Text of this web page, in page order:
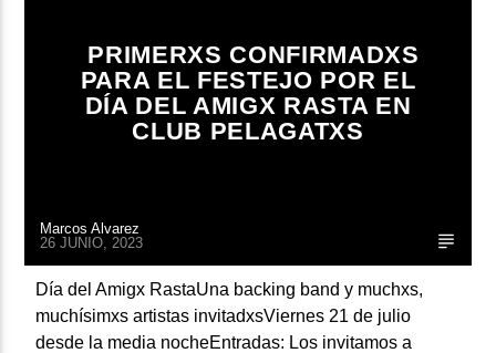
PRIMERXS CONFIRMADXS
PARA EL FESTEJO POR EL
DÍA DEL AMIGX RASTA EN
CLUB PELAGATXS
Marcos Alvarez
26 JUNIO, 2023
Día del Amigx RastaUna backing band y muchxs,
muchísimxs artistas invitadxsViernes 21 de julio
desde la media nocheEntradas: Los invitamos a